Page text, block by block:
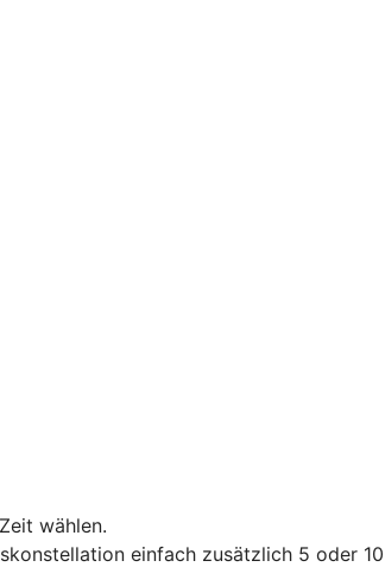
wählen.
einfach zusätzlich 5 oder 10